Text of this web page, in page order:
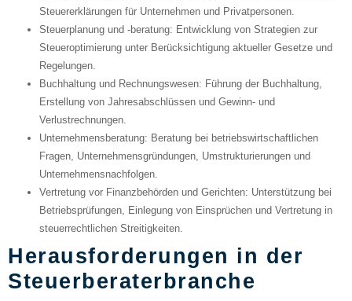
Steuererklärungen für Unternehmen und Privatpersonen.
Steuerplanung und -beratung: Entwicklung von Strategien zur
Steueroptimierung unter Berücksichtigung aktueller Gesetze und
Regelungen.
Buchhaltung und Rechnungswesen: Führung der Buchhaltung,
Erstellung von Jahresabschlüssen und Gewinn- und
Verlustrechnungen.
Unternehmensberatung: Beratung bei betriebswirtschaftlichen
Fragen, Unternehmensgründungen, Umstrukturierungen und
Unternehmensnachfolgen.
Vertretung vor Finanzbehörden und Gerichten: Unterstützung bei
Betriebsprüfungen, Einlegung von Einsprüchen und Vertretung in
steuerrechtlichen Streitigkeiten.
Herausforderungen in der
Steuerberaterbranche